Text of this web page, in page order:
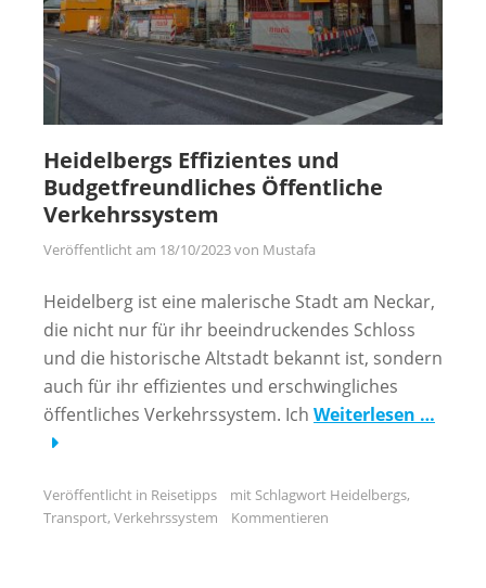
Heidelbergs Effizientes und
Budgetfreundliches Öffentliche
Verkehrssystem
Veröffentlicht am 18/10/2023von Mustafa
Heidelberg ist eine malerische Stadt am Neckar,
die nicht nur für ihr beeindruckendes Schloss
und die historische Altstadt bekannt ist, sondern
auch für ihr effizientes und erschwingliches
öffentliches Verkehrssystem. Ich Weiterlesen …
Veröffentlicht in Reisetipps mit Schlagwort Heidelbergs,
Transport, Verkehrssystem Kommentieren